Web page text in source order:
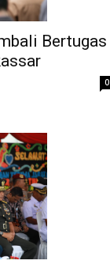
Bertugas
0